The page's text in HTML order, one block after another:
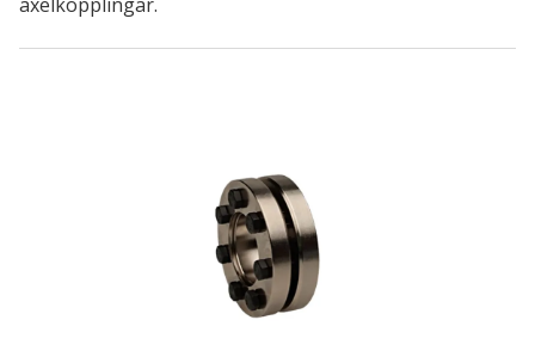
axelkopplingar.